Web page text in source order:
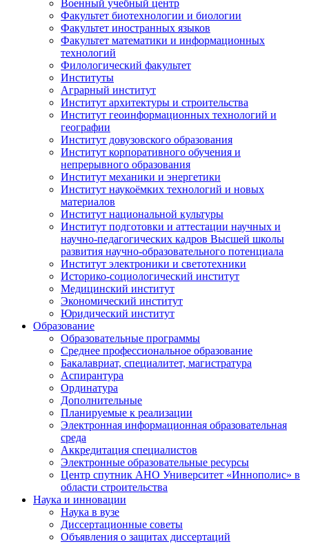
Военный учебный центр
Факультет биотехнологии и биологии
Факультет иностранных языков
Факультет математики и информационных
технологий
Филологический факультет
Институты
Аграрный институт
Институт архитектуры и строительства
Институт геоинформационных технологий и
географии
Институт довузовского образования
Институт корпоративного обучения и
непрерывного образования
Институт механики и энергетики
Институт наукоёмких технологий и новых
материалов
Институт национальной культуры
Институт подготовки и аттестации научных и
научно-педагогических кадров Высшей школы
развития научно-образовательного потенциала
Институт электроники и светотехники
Историко-социологический институт
Медицинский институт
Экономический институт
Юридический институт
Образование
Образовательные программы
Среднее профессиональное образование
Бакалавриат, специалитет, магистратура
Аспирантура
Ординатура
Дополнительные
Планируемые к реализации
Электронная информационная образовательная
среда
Аккредитация специалистов
Электронные образовательные ресурсы
Центр спутник АНО Университет «Иннополис» в
области строительства
Наука и инновации
Наука в вузе
Диссертационные советы
Объявления о защитах диссертаций